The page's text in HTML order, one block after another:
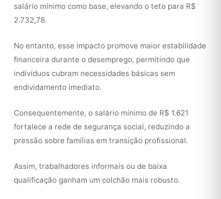
salário mínimo como base, elevando o teto para R$
2.732,78.
No entanto, esse impacto promove maior estabilidade
financeira durante o desemprego, permitindo que
indivíduos cubram necessidades básicas sem
endividamento imediato.
Consequentemente, o salário mínimo de R$ 1.621
fortalece a rede de segurança social, reduzindo a
pressão sobre famílias em transição profissional.
Assim, trabalhadores informais ou de baixa
qualificação ganham um colchão mais robusto.